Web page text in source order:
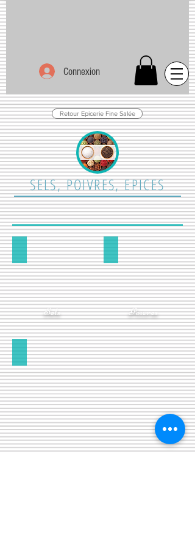
Connexion
Retour Epicerie Fine Salée
SELS, POIVRES, EPICES
Sels Poivres